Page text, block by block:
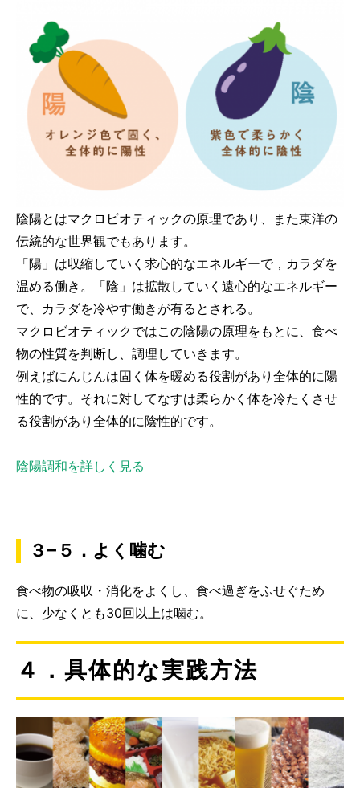
陰陽とはマクロビオティックの原理であり、また東洋の
伝統的な世界観でもあります。
「陽」は収縮していく求心的なエネルギーで，カラダを
温める働き。「陰」は拡散していく遠心的なエネルギー
で、カラダを冷やす働きが有るとされる。
マクロビオティックではこの陰陽の原理をもとに、食べ
物の性質を判断し、調理していきます。
例えばにんじんは固く体を暖める役割があり全体的に陽
性的です。それに対してなすは柔らかく体を冷たくさせ
る役割があり全体的に陰性的です。
陰陽調和を詳しく見る
３−５．よく噛む
食べ物の吸収・消化をよくし、食べ過ぎをふせぐため
に、少なくとも30回以上は噛む。
４．具体的な実践方法